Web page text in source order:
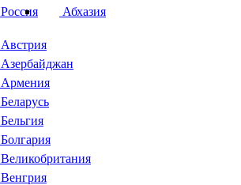
Россия
Абхазия
Австрия
Азербайджан
Армения
Беларусь
Бельгия
Болгария
Великобритания
Венгрия